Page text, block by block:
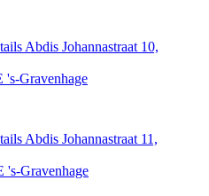
Abdis Johannastraat 10,
's-Gravenhage
Abdis Johannastraat 11,
's-Gravenhage